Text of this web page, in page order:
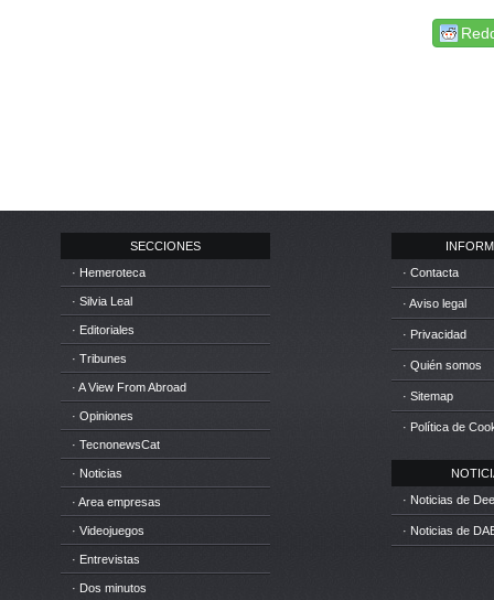
SECCIONES
· Hemeroteca
· Silvia Leal
· Editoriales
· Tribunes
· A View From Abroad
· Opiniones
· TecnonewsCat
· Noticias
· Area empresas
· Videojuegos
· Entrevistas
· Dos minutos
· Contacta
· Aviso legal
· Privacidad
· Quién somos
· Sitemap
· Política de
· Noticias de
· Noticias de